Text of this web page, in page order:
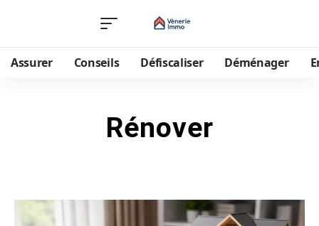
Assurer Conseils Défiscaliser Déménager
Rénover